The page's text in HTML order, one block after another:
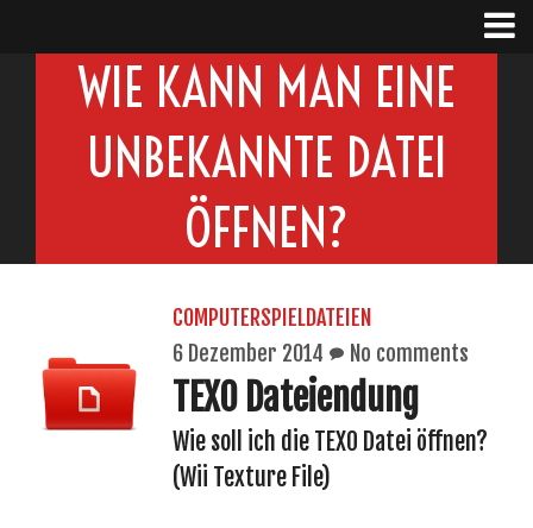
WIE KANN MAN EINE
UNBEKANNTE DATEI
ÖFFNEN?
COMPUTERSPIELDATEIEN
6 Dezember 2014
No comments
TEX0 Dateiendung
Wie soll ich die TEX0 Datei öffnen?
(Wii Texture File)